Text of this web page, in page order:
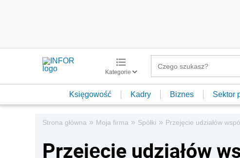
Kategorie
Księgowość Kadry Biznes Sektor
Strona główna » Moja firma » Spółki » Przejęcie udziałów
Przejęcie udziałów